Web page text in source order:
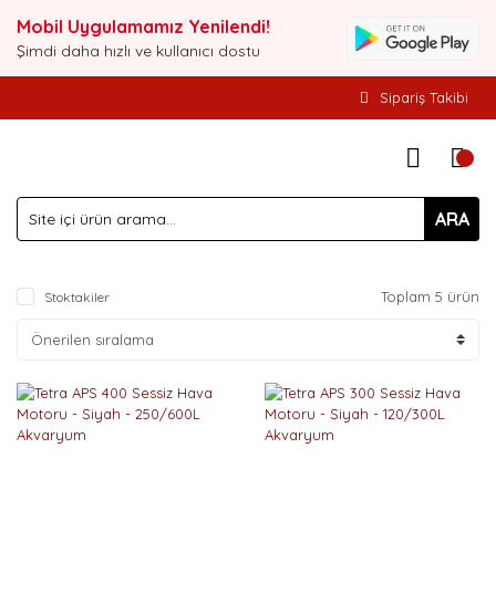
Mobil Uygulamamız Yenilendi!
Şimdi daha hızlı ve kullanıcı dostu
Sipariş Takibi
ARA
Stoktakiler Toplam 5 ürün